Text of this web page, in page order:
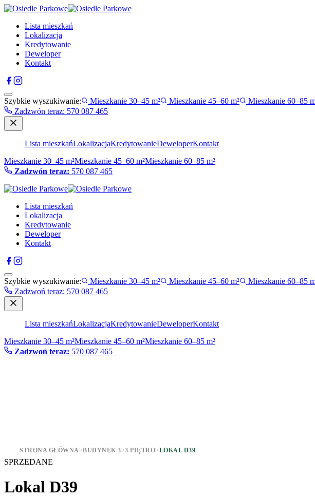
Lista mieszkań
Lokalizacja
Kredytowanie
Deweloper
Kontakt
Szybkie wyszukiwanie: Mieszkanie 30–45 m² Mieszkanie 45–60 m²
Mieszkanie 60–85
Zadzwón teraz: 570 087 465
Lista mieszkańLokalizacjaKredytowanieDeweloperKontakt
Mieszkanie 30–45 m²Mieszkanie 45–60 m²Mieszkanie 60–85 m²
Zadzwón teraz: 570 087 465
Lista mieszkań
Lokalizacja
Kredytowanie
Deweloper
Kontakt
Szybkie wyszukiwanie: Mieszkanie 30–45 m² Mieszkanie 45–60 m²
Mieszkanie 60–85
Zadzwoń teraz: 570 087 465
Lista mieszkańLokalizacjaKredytowanieDeweloperKontakt
Mieszkanie 30–45 m²Mieszkanie 45–60 m²Mieszkanie 60–85 m²
Zadzwoń teraz: 570 087 465
STRONA GŁÓWNA>BUDYNEK 3>3 PIĘTRO>LOKAL D39
SPRZEDANE
Lokal D39